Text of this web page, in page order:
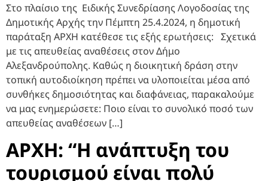
Στο πλαίσιο της Ειδικής Συνεδρίασης Λογοδοσίας της
Δημοτικής Αρχής την Πέμπτη 25.4.2024, η δημοτική
παράταξη ΑΡΧΗ κατέθεσε τις εξής ερωτήσεις: Σχετικά
με τις απευθείας αναθέσεις στον Δήμο
Αλεξανδρούπολης. Καθώς η διοικητική δράση στην
τοπική αυτοδιοίκηση πρέπει να υλοποιείται μέσα από
συνθήκες δημοσιότητας και διαφάνειας, παρακαλούμε
να μας ενημερώσετε: Ποιο είναι το συνολικό ποσό των
απευθείας αναθέσεων […]
ΑΡΧΗ: “Η ανάπτυξη του
τουρισμού είναι πολύ